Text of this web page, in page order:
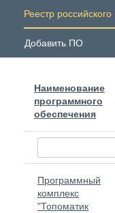
Реестр
Добавить ПО
Наименование
программного
обеспечения
Программный
комплекс
"Топоматик